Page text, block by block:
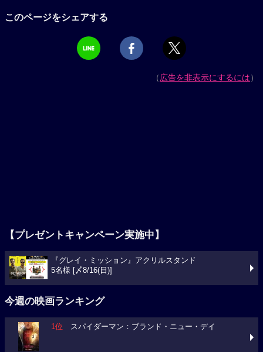
このページをシェアする
（広告を非表示にするには）
【プレゼントキャンペーン実施中】
『グレイ・ミッション』アクリルスタンド
5名様 [〆8/16(日)]
今週の映画ランキング
1位 スパイダーマン：ブランド・ニュー・デイ